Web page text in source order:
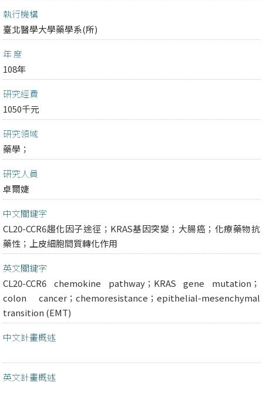
執行機構
臺北醫學大學藥學系(所)
年 度
108年
研究經費
1050千元
研究領域
藥學；
研究人員
卓爾婕
中文關鍵字
CL20-CCR6趨化因子途徑；KRAS基因突變；大腸癌；化療藥物抗
藥性；上皮細胞間質轉化作用
英文關鍵字
CL20-CCR6 chemokine pathway；KRAS gene mutation；
colon cancer；chemoresistance；epithelial-mesenchymal
transition (EMT)
中文計畫概述
英文計畫概述